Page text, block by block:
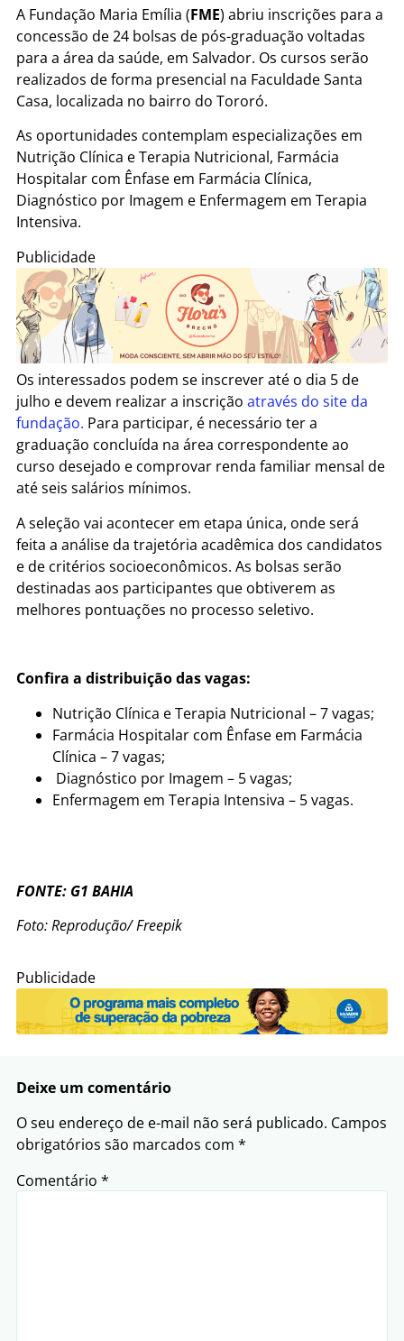
A Fundação Maria Emília (FME) abriu inscrições para a
concessão de 24 bolsas de pós-graduação voltadas
para a área da saúde, em Salvador. Os cursos serão
realizados de forma presencial na Faculdade Santa
Casa, localizada no bairro do Tororó.
As oportunidades contemplam especializações em
Nutrição Clínica e Terapia Nutricional, Farmácia
Hospitalar com Ênfase em Farmácia Clínica,
Diagnóstico por Imagem e Enfermagem em Terapia
Intensiva.
Publicidade
Os interessados podem se inscrever até o dia 5 de
julho e devem realizar a inscrição através do site da
fundação. Para participar, é necessário ter a
graduação concluída na área correspondente ao
curso desejado e comprovar renda familiar mensal de
até seis salários mínimos.
A seleção vai acontecer em etapa única, onde será
feita a análise da trajetória acadêmica dos candidatos
e de critérios socioeconômicos. As bolsas serão
destinadas aos participantes que obtiverem as
melhores pontuações no processo seletivo.
Confira a distribuição das vagas:
Nutrição Clínica e Terapia Nutricional – 7 vagas;
Farmácia Hospitalar com Ênfase em Farmácia
Clínica – 7 vagas;
Diagnóstico por Imagem – 5 vagas;
Enfermagem em Terapia Intensiva – 5 vagas.
FONTE: G1 BAHIA
Foto: Reprodução/ Freepik
Publicidade
Deixe um comentário
O seu endereço de e-mail não será publicado. Campos
obrigatórios são marcados com *
Comentário *